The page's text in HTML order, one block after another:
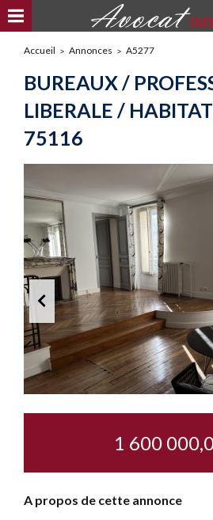
Accueil Annonces A5277
BUREAUX /
LIBERALE /
75116
1 600
A propos de cette annonce